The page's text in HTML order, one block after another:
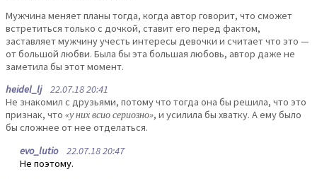
Мужчина меняет планы тогда, когда автор говорит, что сможет
встретиться только с дочкой, ставит его перед фактом,
заставляет мужчину учесть интересы девочки и считает что это —
от большой любви. Была бы эта большая любовь, автор даже не
заметила бы этот момент.
heidel_lj22.07.18 20:41
Не знакомил с друзьями, потому что тогда она бы решила, что это
признак, что «у них всио сериозно», и усилила бы хватку. А ему было
бы сложнее от нее отделаться.
evo_lutio22.07.18 20:47
Не поэтому.